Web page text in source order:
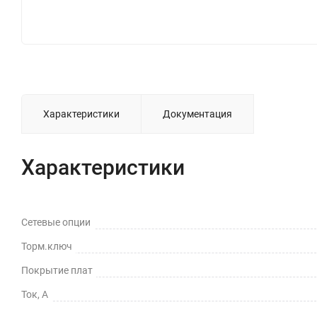
Характеристики Документация
Характеристики
Сетевые опции
Торм.ключ
Покрытие плат
Ток, А